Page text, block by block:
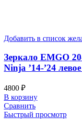
Добавить в список
Зеркало EMGO
Ninja ’14-’24
4800 ₽
В корзину
Сравнить
Быстрый просмотр